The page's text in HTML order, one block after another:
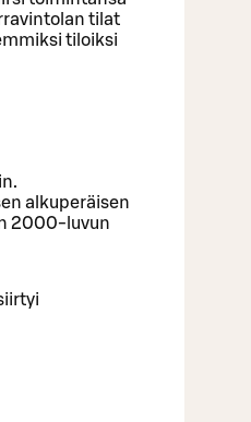
tilat
tiloiksi
alkuperäisen
2000-luvun